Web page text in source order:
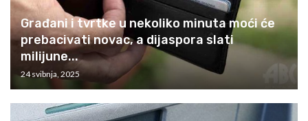
Građani i tvrtke u nekoliko minuta moći će
prebacivati novac, a dijaspora slati
milijune...
24 svibnja, 2025